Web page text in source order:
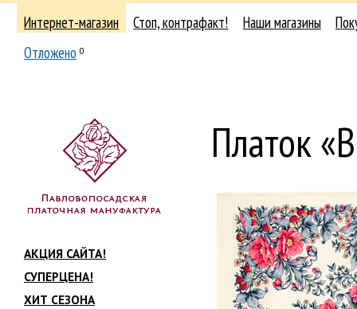
Интернет-магазин Стоп, контрафакт! Наши магазины
Отложено 0
АКЦИЯ САЙТА!
СУПЕРЦЕНА!
ХИТ СЕЗОНА
Платок